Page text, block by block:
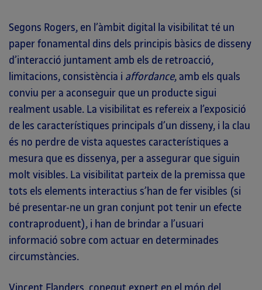
Segons Rogers, en l’àmbit digital la visibilitat té un
paper fonamental dins dels principis bàsics de disseny
d’interacció juntament amb els de retroacció,
limitacions, consistència i affordance, amb els quals
conviu per a aconseguir que un producte sigui
realment usable. La visibilitat es refereix a l’exposició
de les característiques principals d’un disseny, i la clau
és no perdre de vista aquestes característiques a
mesura que es dissenya, per a assegurar que siguin
molt visibles. La visibilitat parteix de la premissa que
tots els elements interactius s’han de fer visibles (si
bé presentar-ne un gran conjunt pot tenir un efecte
contraproduent), i han de brindar a l’usuari
informació sobre com actuar en determinades
circumstàncies.